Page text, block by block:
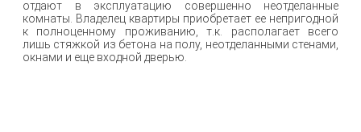
отдают в эксплуатацию совершенно неотделанные
комнаты. Владелец квартиры приобретает ее непригодной
к полноценному проживанию, т.к. располагает всего
лишь стяжкой из бетона на полу, неотделанными стенами,
окнами и еще входной дверью.